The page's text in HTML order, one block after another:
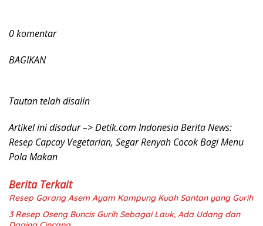
0 komentar
BAGIKAN
Tautan telah disalin
Artikel ini disadur –> Detik.com Indonesia Berita News:
Resep Capcay Vegetarian, Segar Renyah Cocok Bagi Menu
Pola Makan
Berita Terkait
Resep Garang Asem Ayam Kampung Kuah Santan yang Gurih
3 Resep Oseng Buncis Gurih Sebagai Lauk, Ada Udang dan